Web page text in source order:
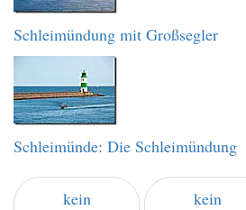
Schleimündung mit Großsegler
Schleimünde: Die Schleimündung
kein
kein